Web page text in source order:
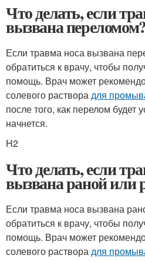
Что делать, если
вызвана
Если травма носа вызвана
обратиться к врачу, чтобы
помощь. Врач может
солевого растворадля
после того, как перелом будет
начнется.
H2
Что делать, если
вызвана раной или
Если травма носа вызвана
обратиться к врачу, чтобы
помощь. Врач может
солевого растворадля